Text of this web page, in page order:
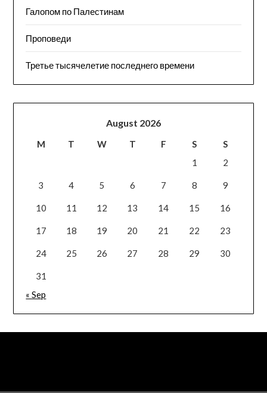
Галопом по Палестинам
Проповеди
Третье тысячелетие последнего времени
August 2026
M T W T F S
S
1
2
3 4 5 6 7 8 9
10 11 12 13 14 15 16
17 18 19 20 21 22 23
24 25 26 27 28 29 30
31
« Sep